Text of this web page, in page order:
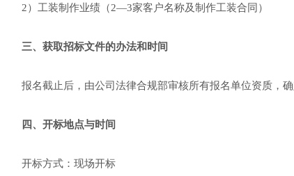
2）工装制作业绩（2—3家客户名称及制作工装合同）
三、获取招标文件的办法和时间
报名截止后，由公司法律合规部审核所有报名单位资质，
四、开标地点与时间
开标方式：现场开标